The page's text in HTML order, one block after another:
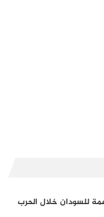
للسودان خلال الحرب